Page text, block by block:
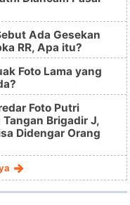
Ada Gesekan
RR, Apa itu?
Foto Lama yang
Foto Putri
Brigadir J,
Didengar Orang